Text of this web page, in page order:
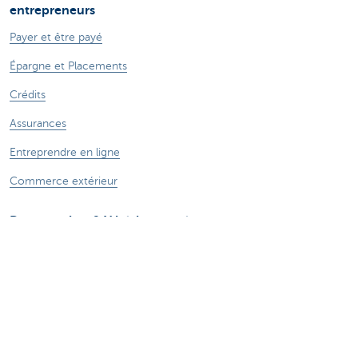
entrepreneurs
Payer et être payé
Épargne et Placements
Crédits
Assurances
Entreprendre en ligne
Commerce extérieur
Des questions? N'hésitez pas à nous contacter